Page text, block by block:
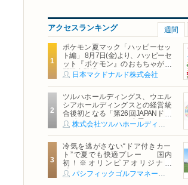
アクセスランキング 週間
ポケモン夏マック「ハッピーセッ
ト編」 8月7日(金)より、ハッピーセ
ット『ポケモン』のおもちゃが期
間限定登場
日本マクドナルド株式会社
ツルハホールディングス、ウエル
シアホールディングスとの経営統
合後初となる「第26回JAPANドラ
ッグストアショー」に出展
冷気を逃がさない“ドア付きカー
ト”で夏でも快適プレー 国内
初！※オリンピアオリジナル
「AirCon Cart（エアコンカー
ト）」導入 | ＰＧＭ